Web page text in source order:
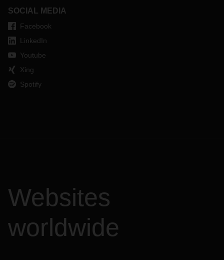
SOCIAL MEDIA
Facebook
LinkedIn
Youtube
Xing
Spotify
Websites
worldwide